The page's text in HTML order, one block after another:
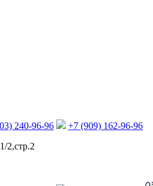
240-96-96
+7 (909) 162-96-96
2,стр.2